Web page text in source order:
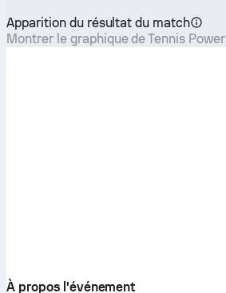
Apparition du résultat du match
Montrer le graphique de Tennis Power
À propos l'événement